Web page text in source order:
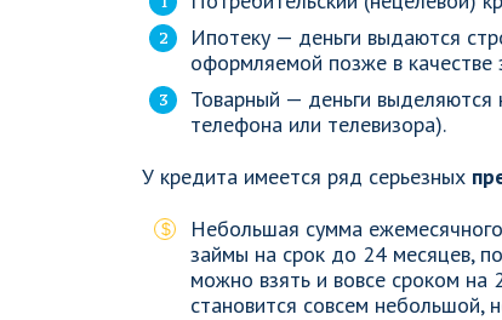
Ипотеку — деньги выдаются
оформляемой позже в качестве
Товарный — деньги выделяются
телефона или телевизора).
У кредита имеется ряд серьезных
Небольшая сумма
займы на срок до 24 месяцев,
можно взять и вовсе сроком на
становится совсем небольшой,